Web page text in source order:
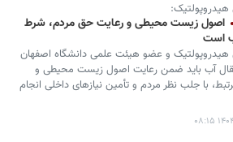
اصول زیست محیطی و رعایت حق مردم، شرط
است
هیدروپولتیک و عضو هیئت علمی دانشگاه اصفهان
آب باید ضمن رعایت اصول زیست محیطی و
با جلب نظر مردم و تأمین نیازهای داخلی انجام
۰۸:۱۵